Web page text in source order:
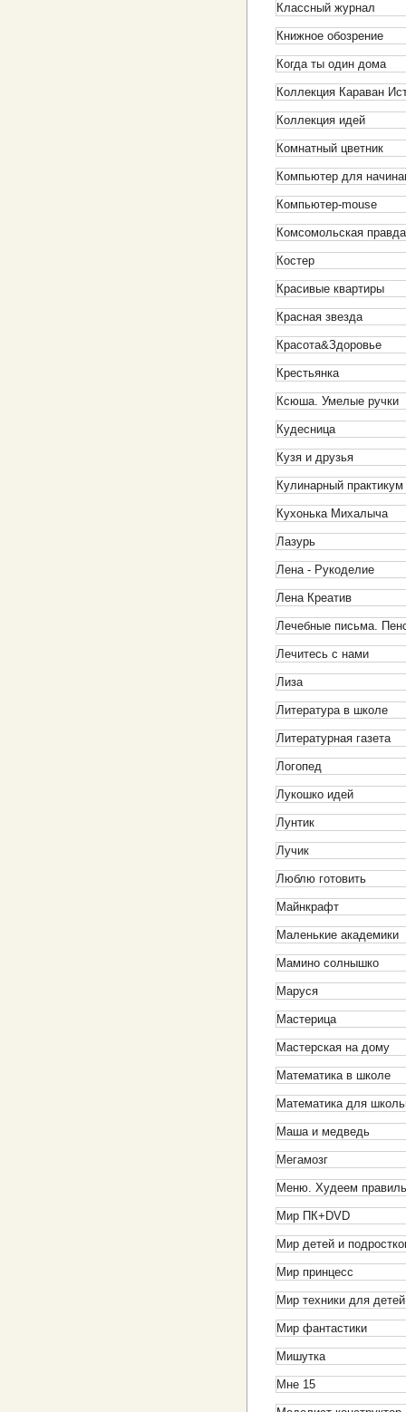
Классный журнал
Книжное обозрение
Когда ты один дома
Коллекция Караван
Коллекция идей
Комнатный цветник
Компьютер для
Компьютер-mouse
Комсомольская правда
Костер
Красивые квартиры
Красная звезда
Красота&Здоровье
Крестьянка
Ксюша. Умелые ручки
Кудесница
Кузя и друзья
Кулинарный практикум
Кухонька Михалыча
Лазурь
Лена - Рукоделие
Лена Креатив
Лечебные письма.
Лечитесь с нами
Лиза
Литература в школе
Литературная газета
Логопед
Лукошко идей
Лунтик
Лучик
Люблю готовить
Майнкрафт
Маленькие академики
Мамино солнышко
Маруся
Мастерица
Мастерская на дому
Математика в школе
Математика для
Маша и медведь
Мегамозг
Меню. Худеем
Мир ПК+DVD
Мир детей и
Мир принцесс
Мир техники для детей
Мир фантастики
Мишутка
Мне 15